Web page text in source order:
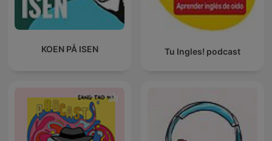
KOEN PÅ ISEN Tu Ingles! podcast